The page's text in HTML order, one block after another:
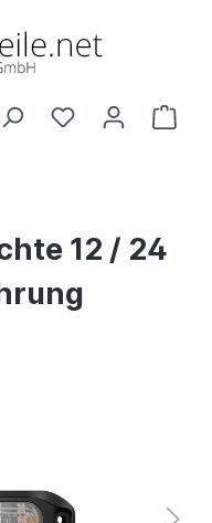
12 / 24